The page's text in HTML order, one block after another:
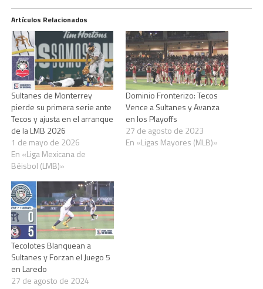
Artículos Relacionados
Sultanes de Monterrey
pierde su primera serie ante
Tecos y ajusta en el arranque
de la LMB 2026
1 de mayo de 2026
En «Liga Mexicana de
Béisbol (LMB)»
Dominio Fronterizo: Tecos
Vence a Sultanes y Avanza
en los Playoffs
27 de agosto de 2023
En «Ligas Mayores (MLB)»
Tecolotes Blanquean a
Sultanes y Forzan el Juego 5
en Laredo
27 de agosto de 2024